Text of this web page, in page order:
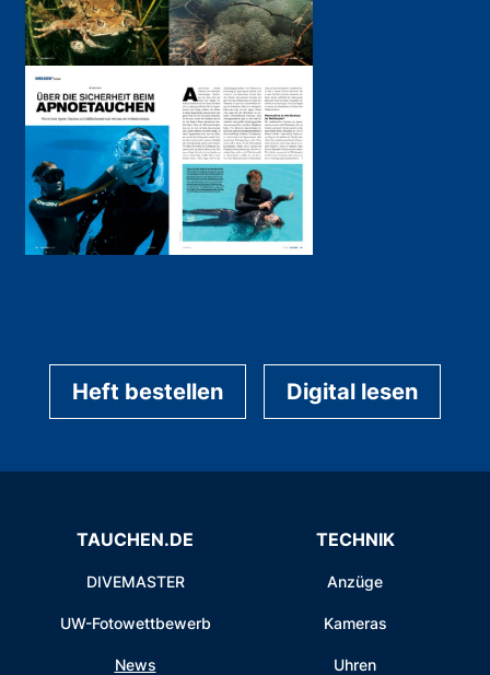
Heft bestellen Digital lesen
TAUCHEN.DE
DIVEMASTER
UW-Fotowettbewerb
News
TECHNIK
Anzüge
Kameras
Uhren